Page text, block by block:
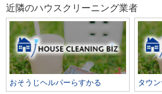
近隣のハウスクリーニング業者
おそうじヘルパーらすかる タウ